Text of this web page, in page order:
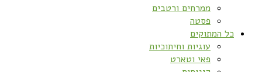
ממרחים ורטבים
פסטה
כל המתוקים
עוגיות וחיתוכיות
פאי וטארט